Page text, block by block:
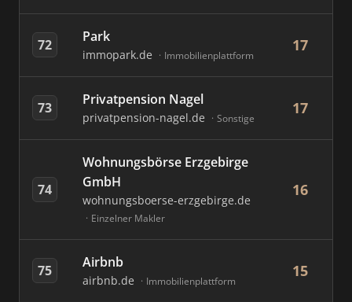
72 Park
immopark.de Immobilienplattform
17
73 Privatpension Nagel
privatpension-nagel.de Sonstige
17
74
Wohnungsbörse Erzgebirge
GmbH
wohnungsboerse-erzgebirge.de
Einzelner Makler
16
75 Airbnb
airbnb.de Immobilienplattform
15